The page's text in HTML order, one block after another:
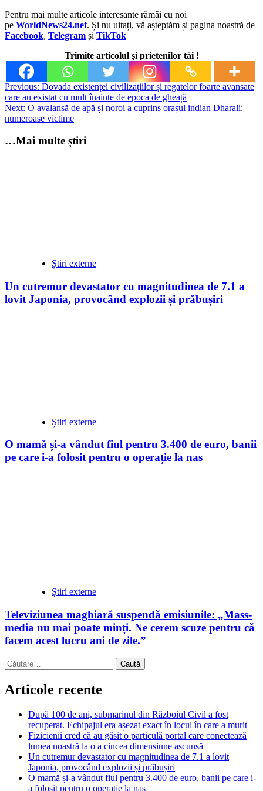
Pentru mai multe articole interesante rămâi cu noi
pe WorldNews24.net. Și nu uitați, vă așteptăm și pagina noastră de
Facebook, Telegram și TikTok
Trimite articolul și prietenilor tăi !
Post
navigation
Previous: Dovada existenței civilizațiilor și regatelor foarte avansate
care au existat cu mult înainte de epoca de gheață
Next: O avalanșă de apă și noroi a cuprins orașul indian Dharali:
numeroase victime
…Mai multe știri
Știri externe
Un cutremur devastator cu magnitudinea de 7.1 a
lovit Japonia, provocând explozii și prăbușiri
Știri externe
O mamă și-a vândut fiul pentru 3.400 de euro, banii
pe care i-a folosit pentru o operație la nas
Știri externe
Televiziunea maghiară suspendă emisiunile: „Mass-
media nu mai poate minți. Ne cerem scuze pentru că
facem acest lucru ani de zile.”
Caută
după:
Articole recente
După 100 de ani, submarinul din Războiul Civil a fost
recuperat. Echipajul era așezat exact în locul în care a murit
Fizicienii cred că au găsit o particulă portal care conectează
lumea noastră la o a cincea dimensiune ascunsă
Un cutremur devastator cu magnitudinea de 7.1 a lovit
Japonia, provocând explozii și prăbușiri
O mamă și-a vândut fiul pentru 3.400 de euro, banii pe care i-
a folosit pentru o operație la nas